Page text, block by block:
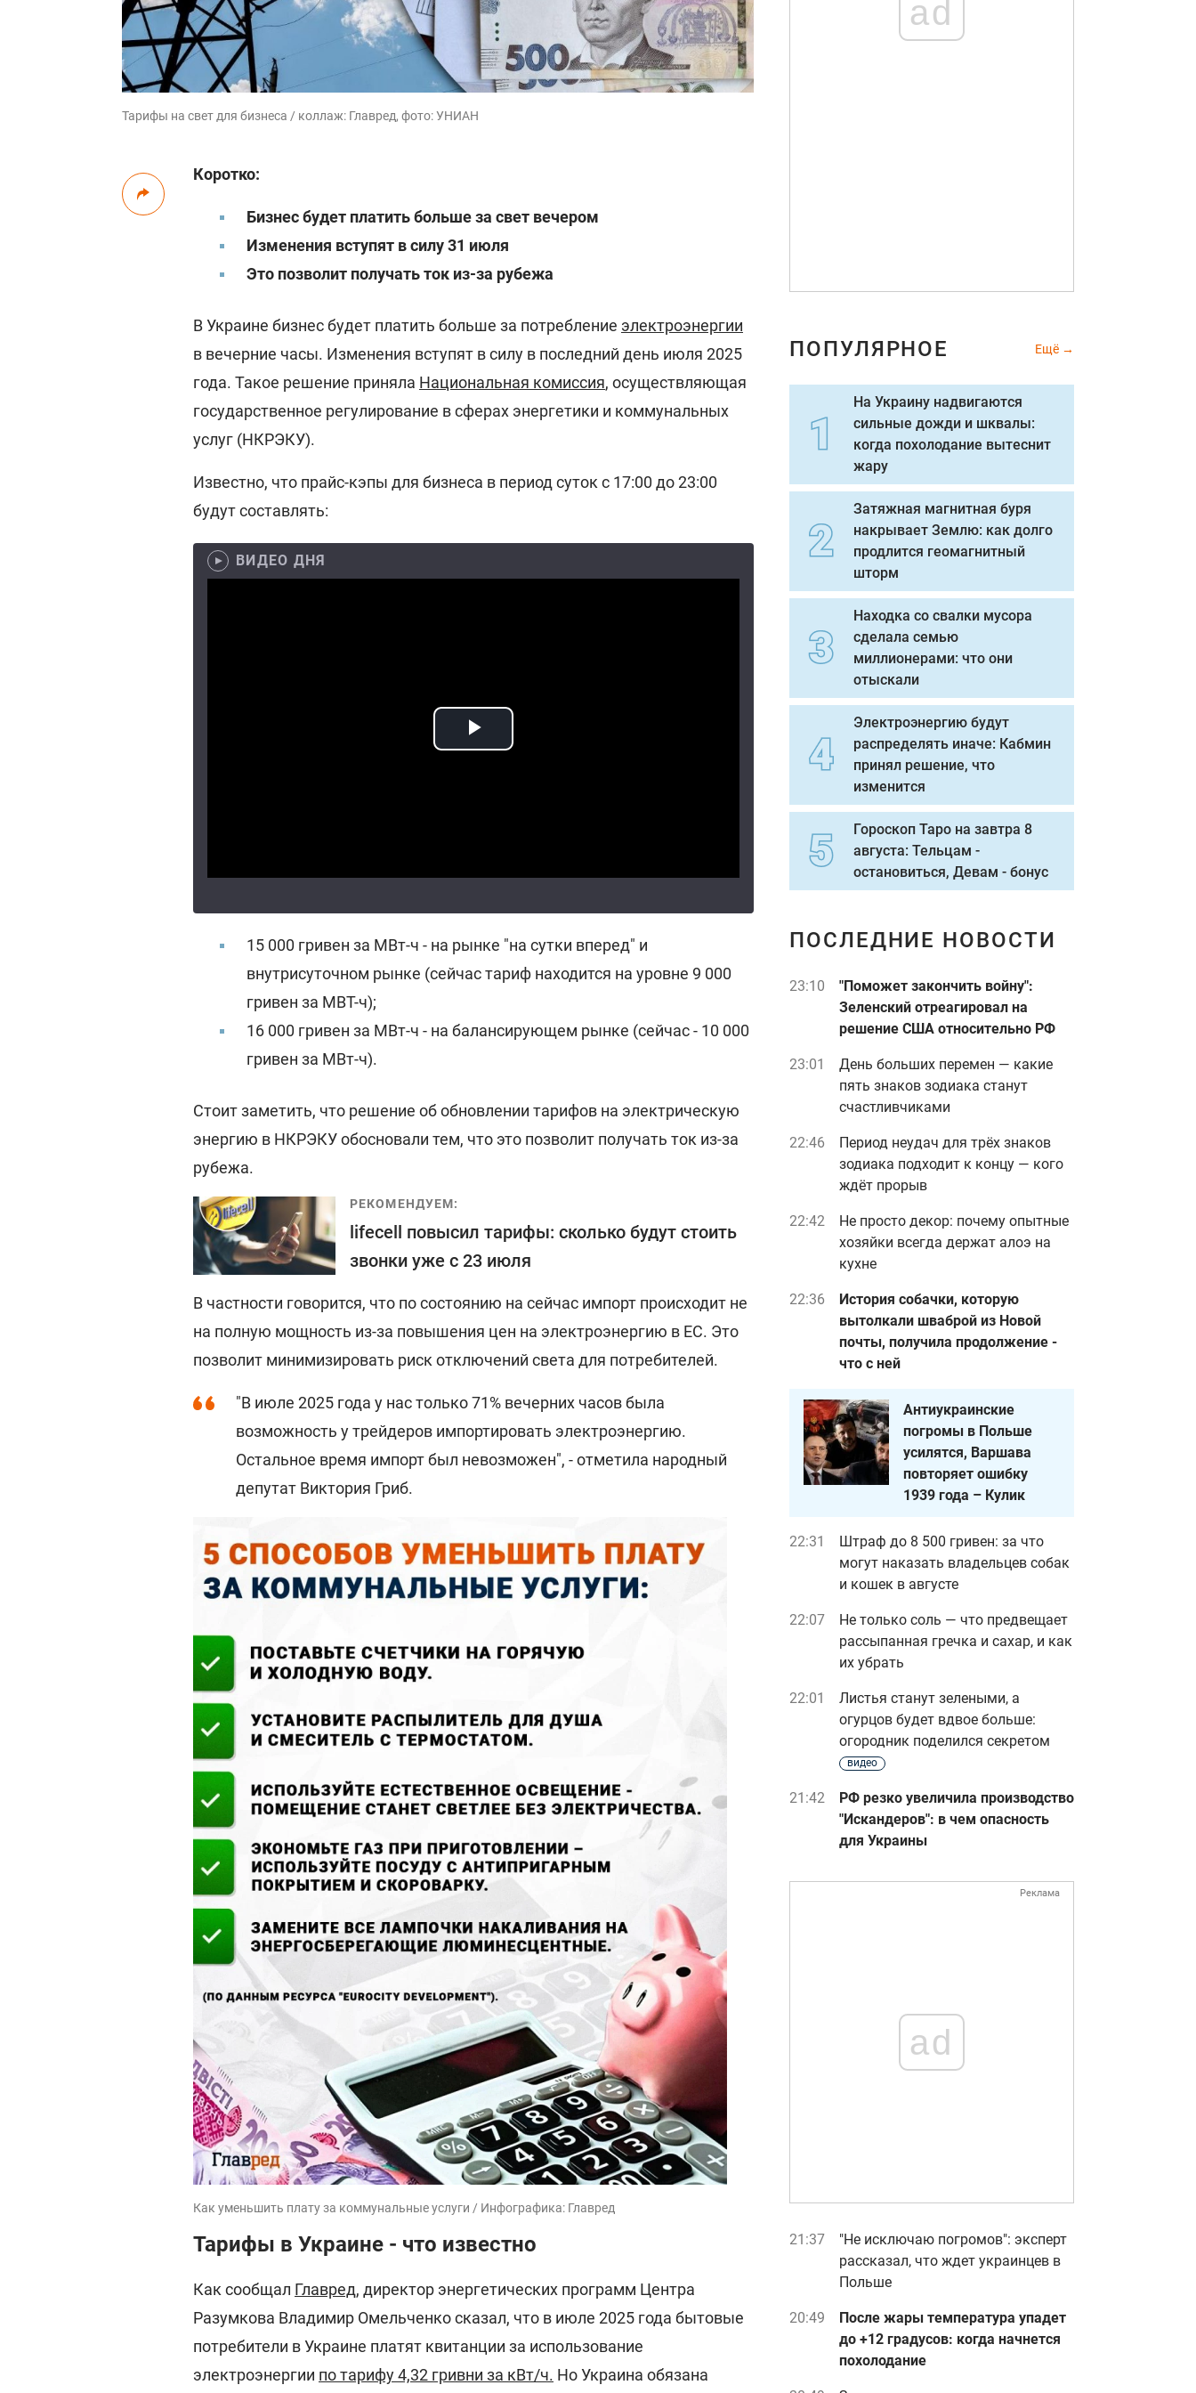
Тарифы на свет для бизнеса / коллаж: Главред, фото: УНИАН
Коротко:
Бизнес будет платить больше за свет вечером
Изменения вступят в силу 31 июля
Это позволит получать ток из-за рубежа
В Украине бизнес будет платить больше за потребление электроэнергии
в вечерние часы. Изменения вступят в силу в последний день июля 2025
года. Такое решение приняла Национальная комиссия, осуществляющая
государственное регулирование в сферах энергетики и коммунальных
услуг (НКРЭКУ).
Известно, что прайс-кэпы для бизнеса в период суток с 17:00 до 23:00
будут составлять:
ВИДЕО ДНЯ
15 000 гривен за МВт-ч - на рынке "на сутки вперед" и
внутрисуточном рынке (сейчас тариф находится на уровне 9 000
гривен за МВТ-ч);
16 000 гривен за МВт-ч - на балансирующем рынке (сейчас - 10 000
гривен за МВт-ч).
Стоит заметить, что решение об обновлении тарифов на электрическую
энергию в НКРЭКУ обосновали тем, что это позволит получать ток из-за
рубежа.
РЕКОМЕНДУЕМ:
lifecell повысил тарифы: сколько будут стоить
звонки уже с 23 июля
В частности говорится, что по состоянию на сейчас импорт происходит не
на полную мощность из-за повышения цен на электроэнергию в ЕС. Это
позволит минимизировать риск отключений света для потребителей.
"В июле 2025 года у нас только 71% вечерних часов была
возможность у трейдеров импортировать электроэнергию.
Остальное время импорт был невозможен", - отметила народный
депутат Виктория Гриб.
Как уменьшить плату за коммунальные услуги / Инфографика: Главред
Тарифы в Украине - что известно
Как сообщал Главред, директор энергетических программ Центра
Разумкова Владимир Омельченко сказал, что в июле 2025 года бытовые
потребители в Украине платят квитанции за использование
электроэнергии по тарифу 4,32 гривни за кВт/ч. Но Украина обязана
ad
ПОПУЛЯРНОЕ Ещё
На Украину надвигаются
сильные дожди и шквалы:
когда похолодание вытеснит
жару
Затяжная магнитная буря
накрывает Землю: как долго
продлится геомагнитный
шторм
Находка со свалки мусора
сделала семью
миллионерами: что они
отыскали
Электроэнергию будут
распределять иначе: Кабмин
принял решение, что
изменится
Гороскоп Таро на завтра 8
августа: Тельцам -
остановиться, Девам - бонус
ПОСЛЕДНИЕ НОВОСТИ
23:10
"Поможет закончить войну":
Зеленский отреагировал на
решение США относительно РФ
23:01
День больших перемен — какие
пять знаков зодиака станут
счастливчиками
22:46
Период неудач для трёх знаков
зодиака подходит к концу — кого
ждёт прорыв
22:42
Не просто декор: почему опытные
хозяйки всегда держат алоэ на
кухне
22:36
История собачки, которую
вытолкали шваброй из Новой
почты, получила продолжение -
что с ней
Антиукраинские
погромы в Польше
усилятся, Варшава
повторяет ошибку
1939 года – Кулик
22:31
Штраф до 8 500 гривен: за что
могут наказать владельцев собак
и кошек в августе
22:07
Не только соль — что предвещает
рассыпанная гречка и сахар, и как
их убрать
22:01
Листья станут зелеными, а
огурцов будет вдвое больше:
огородник поделился секретом
видео
21:42
РФ резко увеличила производство
"Искандеров": в чем опасность
для Украины
Реклама
ad
21:37
"Не исключаю погромов": эксперт
рассказал, что ждет украинцев в
Польше
20:49
После жары температура упадет
до +12 градусов: когда начнется
похолодание